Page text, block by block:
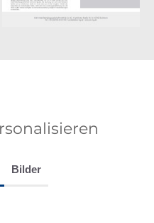
Bilder